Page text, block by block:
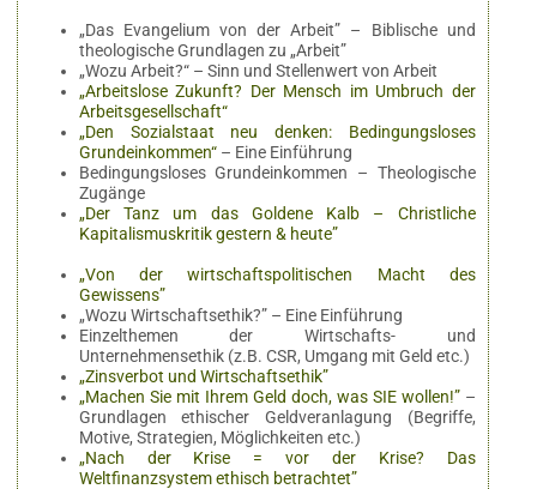
„Das Evangelium von der Arbeit” – Biblische und
theologische Grundlagen zu „Arbeit”
„Wozu Arbeit?“ – Sinn und Stellenwert von Arbeit
„Arbeitslose Zukunft? Der Mensch im Umbruch der
Arbeitsgesellschaft“
„Den Sozialstaat neu denken: Bedingungsloses
Grundeinkommen“– Eine Einführung
Bedingungsloses Grundeinkommen – Theologische
Zugänge
„Der Tanz um das Goldene Kalb – Christliche
Kapitalismuskritik gestern & heute”
„Von der wirtschaftspolitischen Macht des
Gewissens”
„Wozu Wirtschaftsethik?” – Eine Einführung
Einzelthemen der Wirtschafts- und
Unternehmensethik (z.B. CSR, Umgang mit Geld etc.)
„Zinsverbot und Wirtschaftsethik”
„Machen Sie mit Ihrem Geld doch, was SIE wollen!”–
Grundlagen ethischer Geldveranlagung (Begriffe,
Motive, Strategien, Möglichkeiten etc.)
„Nach der Krise = vor der Krise? Das
Weltfinanzsystem ethisch betrachtet”